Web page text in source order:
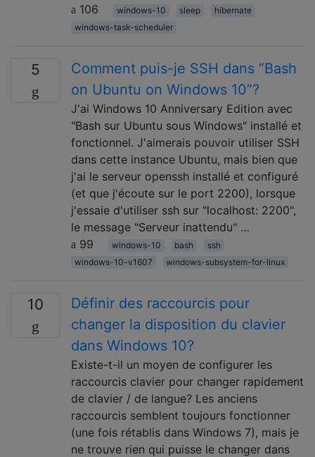
106
windows-10 sleep
hibernate
windows-task-scheduler
5
Comment puis-je SSH dans “Bash
on Ubuntu on Windows 10”?
J'ai Windows 10 Anniversary Edition avec
"Bash sur Ubuntu sous Windows" installé et
fonctionnel. J'aimerais pouvoir utiliser SSH
dans cette instance Ubuntu, mais bien que
j'ai le serveur openssh installé et configuré
(et que j'écoute sur le port 2200), lorsque
j'essaie d'utiliser ssh sur "localhost: 2200",
le message "Serveur inattendu" …
99
windows-10 bash
ssh
windows-10-v1607
windows-subsystem-for-linux
10
Définir des raccourcis pour
changer la disposition du clavier
dans Windows 10?
Existe-t-il un moyen de configurer les
raccourcis clavier pour changer rapidement
de clavier / de langue? Les anciens
raccourcis semblent toujours fonctionner
(une fois rétablis dans Windows 7), mais je
ne trouve rien qui puisse le changer dans